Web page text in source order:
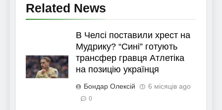
Related News
В Челсі поставили хрест на
Мудрику? “Сині” готують
трансфер гравця Атлетіка
на позицію українця
Бондар Олексій 6 місяців ago
0